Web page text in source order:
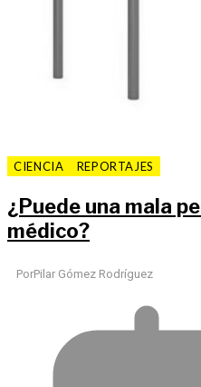
CIENCIA REPORTAJES
¿Puede una mala
médico?
PorPilar Gómez Rodríguez